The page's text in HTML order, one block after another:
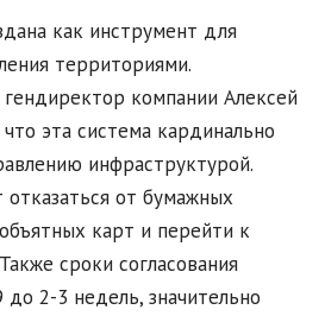
как инструмент для
территориями.
компании Алексей
эта система кардинально
инфраструктурой.
от бумажных
карт и перейти к
сроки согласования
2-3 недель, значительно